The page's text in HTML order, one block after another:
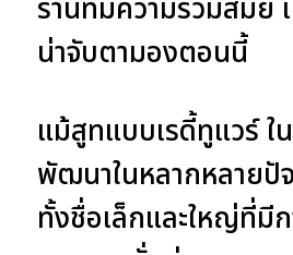
ร้านที่มีความร่วมสมัย
น่าจับตามองตอนนี้
แม้สูทแบบเรดี้ทูแวร์ ใ
พัฒนาในหลากหลายปั
ทั้งชื่อเล็กและใหญ่ที่มี